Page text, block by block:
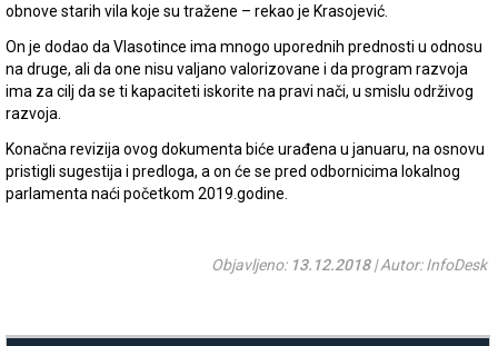
obnove starih vila koje su tražene – rekao je Krasojević.
On je dodao da Vlasotince ima mnogo uporednih prednosti u odnosu
na druge, ali da one nisu valjano valorizovane i da program razvoja
ima za cilj da se ti kapaciteti iskorite na pravi nači, u smislu održivog
razvoja.
Konačna revizija ovog dokumenta biće urađena u januaru, na osnovu
pristigli sugestija i predloga, a on će se pred odbornicima lokalnog
parlamenta naći početkom 2019.godine.
Objavljeno: 13.12.2018| Autor: InfoDesk